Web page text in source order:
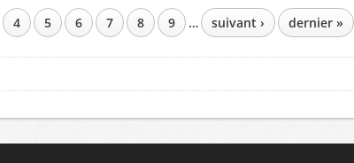
4 5 6 7 8 9 … suivant › dernier »